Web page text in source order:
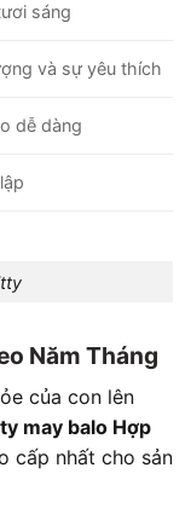
sáng
và sự yêu thích
dễ dàng
Năm Tháng
của con lên
may balo Hợp
cấp nhất cho sản